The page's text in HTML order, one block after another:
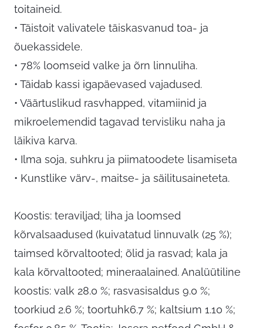
toitaineid.
• Täistoit valivatele täiskasvanud toa- ja
õuekassidele.
• 78% loomseid valke ja õrn linnuliha.
• Täidab kassi igapäevased vajadused.
• Väärtuslikud rasvhapped, vitamiinid ja
mikroelemendid tagavad tervisliku naha ja
läikiva karva.
• Ilma soja, suhkru ja piimatoodete lisamiseta
• Kunstlike värv-, maitse- ja säilitusaineteta.
Koostis: teraviljad; liha ja loomsed
kõrvalsaadused (kuivatatud linnuvalk (25 %);
taimsed kõrvaltooted; õlid ja rasvad; kala ja
kala kõrvaltooted; mineraalained. Analüütiline
koostis: valk 28.0 %; rasvasisaldus 9.0 %;
toorkiud 2.6 %; toortuhk6.7 %; kaltsium 1.10 %;